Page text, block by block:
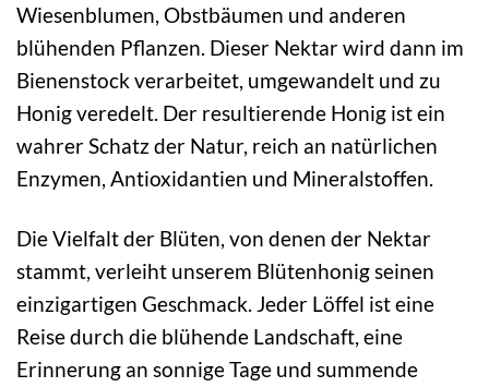
Wiesenblumen, Obstbäumen und anderen
blühenden Pflanzen. Dieser Nektar wird dann im
Bienenstock verarbeitet, umgewandelt und zu
Honig veredelt. Der resultierende Honig ist ein
wahrer Schatz der Natur, reich an natürlichen
Enzymen, Antioxidantien und Mineralstoffen.
Die Vielfalt der Blüten, von denen der Nektar
stammt, verleiht unserem Blütenhonig seinen
einzigartigen Geschmack. Jeder Löffel ist eine
Reise durch die blühende Landschaft, eine
Erinnerung an sonnige Tage und summende